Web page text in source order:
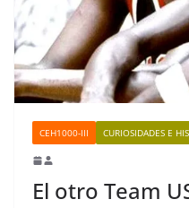
CEH1000-III CURIOSIDADES E
El otro Team